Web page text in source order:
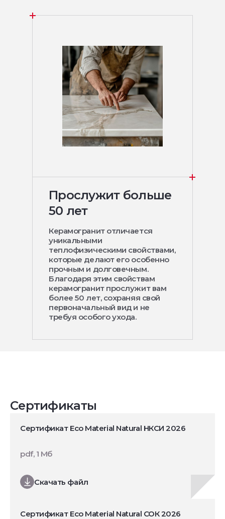
Прослужит больше
50 лет
Керамогранит отличается
уникальными
теплофизическими свойствами,
которые делают его особенно
прочным и долговечным.
Благодаря этим свойствам
керамогранит прослужит вам
более 50 лет, сохраняя свой
первоначальный вид и не
требуя особого ухода.
Сертификаты
Сертификат Eco Material Natural НКСИ 2026
Скачать файл
pdf, 1 Мб
Сертификат Eco Material Natural СОК 2026